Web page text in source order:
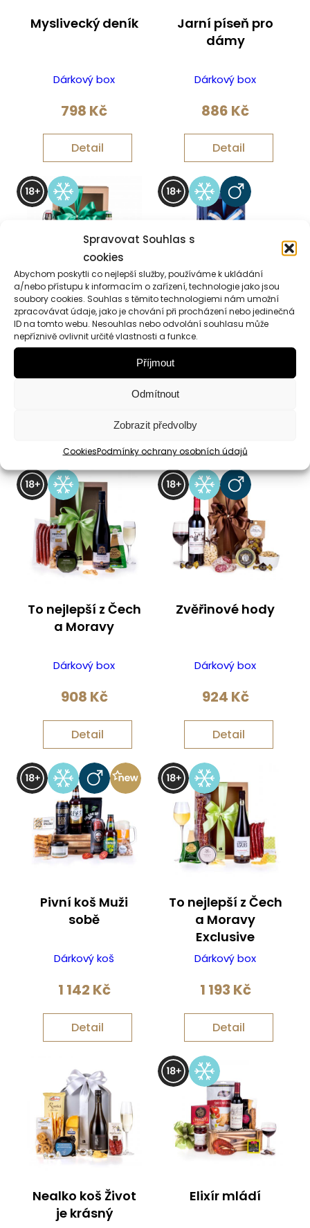
Spravovat Souhlas s
cookies
Abychom poskytli co nejlepší služby, používáme k ukládání
a/nebo přístupu k informacím o zařízení, technologie jako jsou
soubory cookies. Souhlas s těmito technologiemi nám umožní
zpracovávat údaje, jako je chování při procházení nebo jedinečná
ID na tomto webu. Nesouhlas nebo odvolání souhlasu může
nepříznivě ovlivnit určité vlastnosti a funkce.
Příjmout
Odmítnout
Zobrazit předvolby
CookiesPodmínky ochrany osobních údajů
Myslivecký deník
Dárkový box
798 Kč
Detail
Jarní píseň pro
dámy
Dárkový box
886 Kč
Detail
Pivní český box s
masem
Jarní pozdrav pro
To nejlepší z Čech
a Moravy
Dárkový box
908 Kč
Detail
Zvěřinové hody
Dárkový box
924 Kč
Detail
Pivní koš Muži
sobě
Dárkový koš
1 142 Kč
Detail
To nejlepší z Čech
a Moravy
Exclusive
Dárkový box
1 193 Kč
Detail
Nealko koš Život
je krásný
Elixír mládí